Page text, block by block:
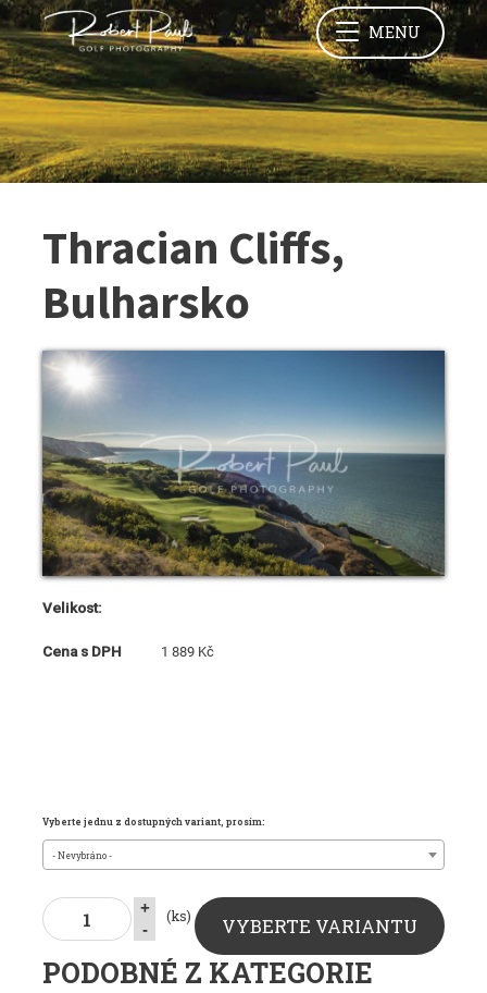
MENU
Thracian Cliffs,
Bulharsko
Velikost:
Cena s DPH 1 889 Kč
Vyberte jednu z dostupných variant, prosím:
- Nevybráno -
+
-
(ks) VYBERTE VARIANTU
PODOBNÉ Z KATEGORIE